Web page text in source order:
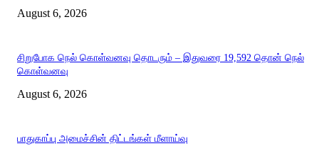
August 6, 2026
சிறுபோக நெல் கொள்வனவு தொடரும் – இதுவரை 19,592 தொன் நெல்
கொள்வனவு
August 6, 2026
பாதுகாப்பு அமைச்சின் திட்டங்கள் மீளாய்வு